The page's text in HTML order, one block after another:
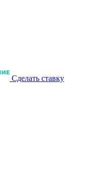
Сделать ставку